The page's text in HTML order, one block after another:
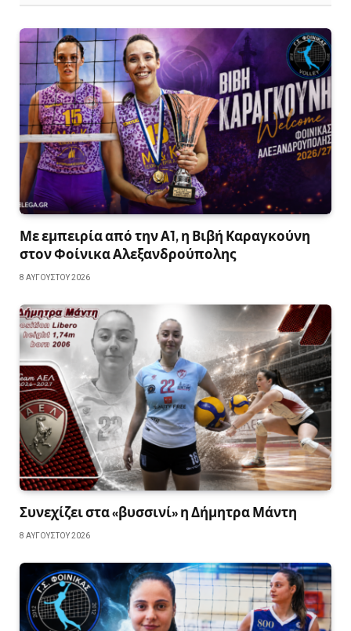
Με εμπειρία από την Α1, η Βιβή Καραγκούνη
στον Φοίνικα Αλεξανδρούπολης
8 ΑΥΓΟΎΣΤΟΥ 2026
Συνεχίζει στα «βυσσινί» η Δήμητρα Μάντη
8 ΑΥΓΟΎΣΤΟΥ 2026